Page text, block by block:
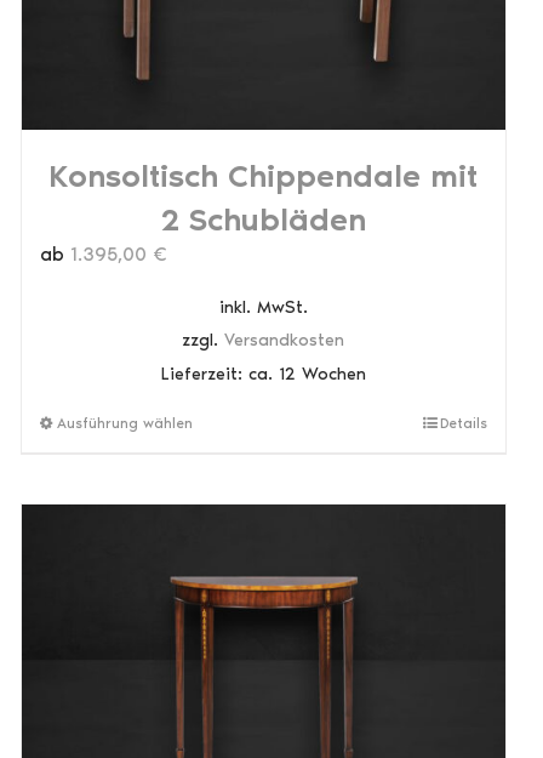
werden
Konsoltisch Chippendale mit
2 Schubläden
ab 1.395,00 €
inkl. MwSt.
zzgl.Versandkosten
Lieferzeit: ca. 12 Wochen
Ausführung wählen
mehrere
Die
Optionen
gewählt
Details